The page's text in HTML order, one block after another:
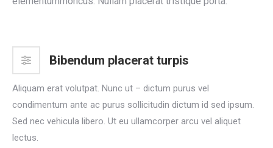
Bibendum placerat turpis
Aliquam erat volutpat. Nunc ut – dictum purus vel
condimentum ante ac purus sollicitudin dictum id sed ipsum.
Sed nec vehicula libero. Ut eu ullamcorper arcu vel aliquet
lectus.